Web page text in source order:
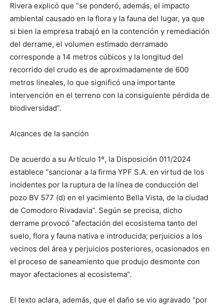
Rivera explicó que “se ponderó, además, el impacto
ambiental causado en la flora y la fauna del lugar, ya que
si bien la empresa trabajó en la contención y remediación
del derrame, el volumen estimado derramado
corresponde a 14 metros cúbicos y la longitud del
recorrido del crudo es de aproximadamente de 600
metros lineales, lo que significó una importante
intervención en el terreno con la consiguiente pérdida de
biodiversidad”.
Alcances de la sanción
De acuerdo a su Artículo 1º, la Disposición 011/2024
establece “sancionar a la firma YPF S.A. en virtud de los
incidentes por la ruptura de la línea de conducción del
pozo BV 577 (d) en el yacimiento Bella Vista, de la ciudad
de Comodoro Rivadavia”. Según se precisa, dicho
derrame provocó “afectación del ecosistema tanto del
suelo, flora y fauna nativa e introducida; perjuicios a los
vecinos del área y perjuicios posteriores, ocasionados en
el proceso de saneamiento que produjo desmonte con
mayor afectaciones al ecosistema”.
El texto aclara, además, que el daño se vio agravado “por